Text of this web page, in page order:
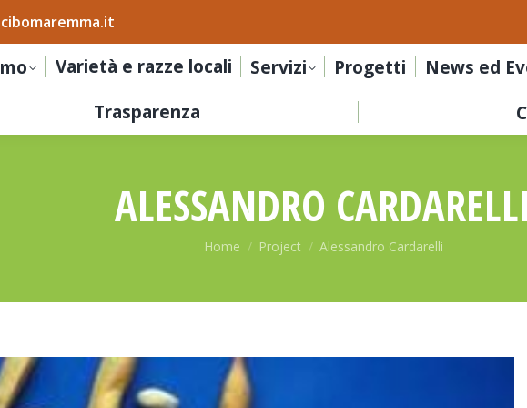
Varietà e razze locali Servizi Progetti News ed
Trasparenza
ALESSANDRO CARDARELLI
Tu sei qui:
Home Project Alessandro Cardarelli